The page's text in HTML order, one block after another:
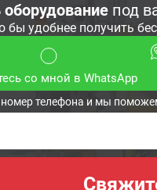
оборудование под
бы удобнее получить
со мной в WhatsApp
телефона и мы